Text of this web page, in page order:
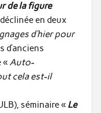
de la figure
en deux
d’hier pour
d’anciens
«Auto-
cela est-il
séminaire « Le